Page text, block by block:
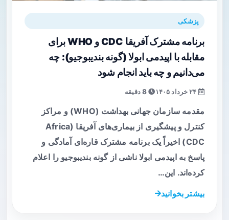
پزشکی
برنامه مشترک آفریقا CDC و WHO برای
مقابله با اپیدمی ابولا (گونه بندیبوجیو): چه
می‌دانیم و چه باید انجام شود
8 دقیقه
مقدمه سازمان جهانی بهداشت (WHO) و مراکز
کنترل و پیشگیری از بیماری‌های آفریقا (Africa
CDC) اخیراً یک برنامه مشترک قاره‌ای آمادگی و
پاسخ به اپیدمی ابولا ناشی از گونه بندیبوجیو را اعلام
کرده‌اند. این…
بیشتر بخوانید